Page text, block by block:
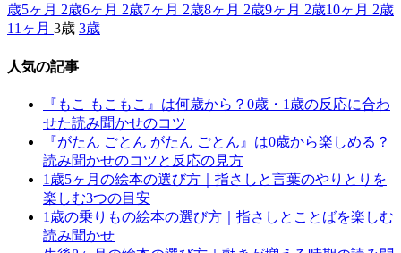
歳5ヶ月 2歳6ヶ月 2歳7ヶ月 2歳8ヶ月 2歳9ヶ月 2歳10ヶ月 2歳
11ヶ月 3歳 3歳
人気の記事
『もこ もこもこ』は何歳から？0歳・1歳の反応に合わ
せた読み聞かせのコツ
『がたん ごとん がたん ごとん』は0歳から楽しめる？
読み聞かせのコツと反応の見方
1歳5ヶ月の絵本の選び方｜指さしと言葉のやりとりを
楽しむ3つの目安
1歳の乗りもの絵本の選び方｜指さしとことばを楽しむ
読み聞かせ